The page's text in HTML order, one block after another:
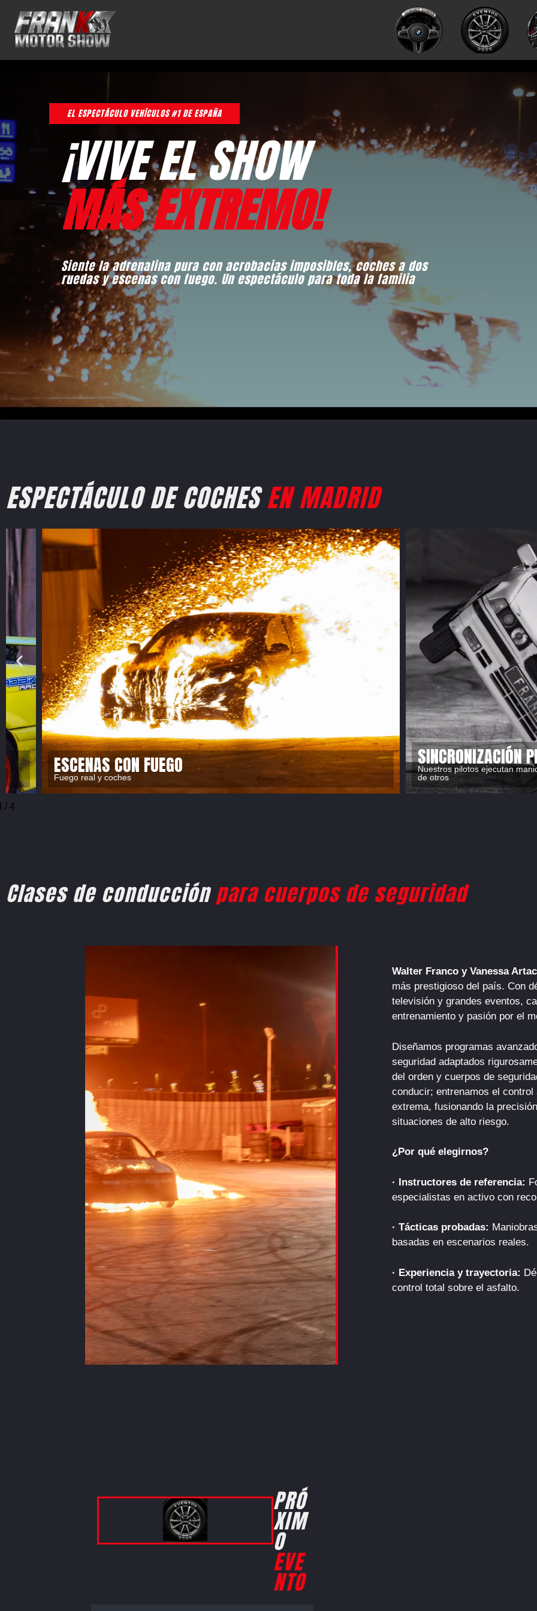
EL ESPECTÁCULO VEHÍCULOS #1 DE ESPAÑA
¡VIVE EL SHOW
MÁS EXTREMO!
Siente la adrenalina pura con acrobacias imposibles, coches a dos
ruedas y escenas con fuego. Un espectáculo para toda la familia
ESPECTÁCULO DE COCHESEN MADRID
SINCRONIZACIÓN PERFECTA
Nuestros pilotos ejecutan maniobras a escasos centímetros unos
de otros
COCHES A DOS
Coches a dos ruedas varios
/ 4
Clases de conducciónpara cuerpos de seguridad
Walter Franco y Vanessa
más prestigioso del país. Con
televisión y grandes eventos,
entrenamiento y pasión por el
Diseñamos programas
seguridad adaptados
del orden y cuerpos de
conducir; entrenamos el
extrema, fusionando la
situaciones de alto riesgo.
¿Por qué elegirnos?
· Instructores de referencia:
especialistas en activo con
· Tácticas probadas:
basadas en escenarios reales.
· Experiencia y trayectoria:
control total sobre el asfalto.
PRÓ
XIM
O
EVE
NTO